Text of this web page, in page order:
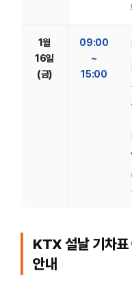
1월
16일
(금)
09:00
~
15:00
KTX 설날 기차
안내